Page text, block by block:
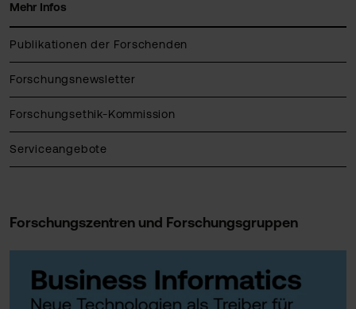
Mehr Infos
Publikationen der Forschenden
Forschungsnewsletter
Forschungsethik-Kommission
Serviceangebote
Forschungszentren und Forschungsgruppen